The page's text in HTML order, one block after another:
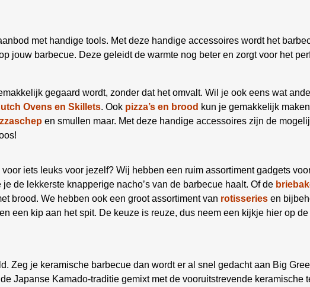
met handige tools. Met deze handige accessoires wordt het
jouw barbecue. Deze geleidt de warmte nog beter en zorgt voor het
gegaard wordt, zonder dat het omvalt. Wil je ook eens wat
Ovens en Skillets. Ook pizza’s en brood kun je gemakkelijk
en smullen maar. Met deze handige accessoires zijn de
iets leuks voor jezelf? Wij hebben een ruim assortiment gadgets
je de lekkerste knapperige nacho’s van de barbecue haalt. Of de
brood. We hebben ook een groot assortiment van rotisseries en
een kip aan het spit. De keuze is reuze, dus neem een kijkje hier op
Zeg je keramische barbecue dan wordt er al snel gedacht aan Big
Japanse Kamado-traditie gemixt met de vooruitstrevende keramische